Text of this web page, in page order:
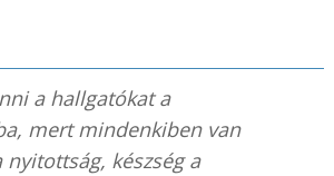
a hallgatókat a
mert mindenkiben van
nyitottság, készség a